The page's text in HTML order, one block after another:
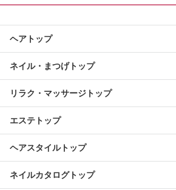
ヘアトップ
ネイル・まつげトップ
リラク・マッサージトップ
エステトップ
ヘアスタイルトップ
ネイルカタログトップ